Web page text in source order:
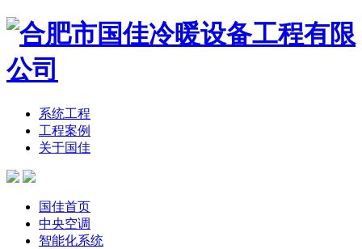
系统工程
工程案例
关于国佳
国佳首页
中央空调
智能化系统